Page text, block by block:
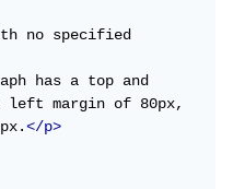
no specified
has a top and
left margin of 80px,
</p>